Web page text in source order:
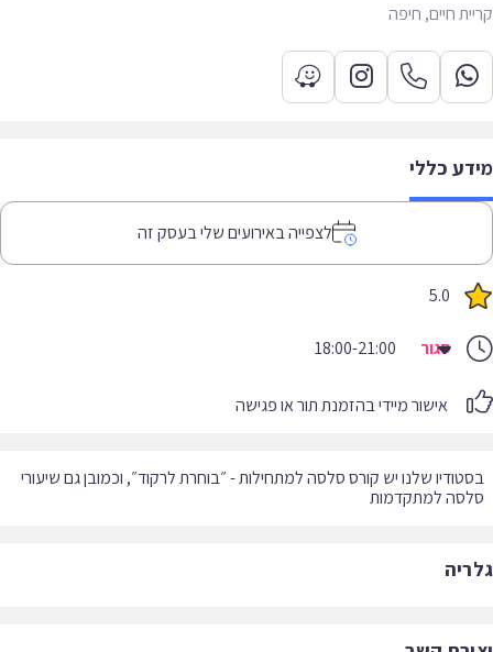
חיים, חיפה
כללי
לצפייה באירועים שלי בעסק זה
5.0
סגור 18:00-21:00
אישור מיידי בהזמנת תור או פגישה
שלנו יש קורס סלסה למתחילות - ״בוחרת לרקוד״, וכמובן גם שיעורי
למתקדמות